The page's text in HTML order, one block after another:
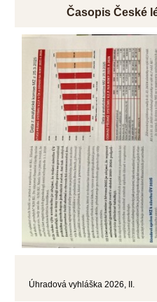
Časopis České
Úhradová vyhláška 2026, II.